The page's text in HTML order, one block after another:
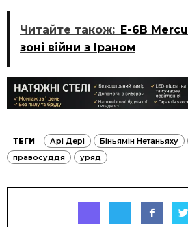
Читайте також: E-6B
зоні війни з Іраном
ТЕГИ Арі Дері Біньямін Нетаньяху
правосуддя
уряд